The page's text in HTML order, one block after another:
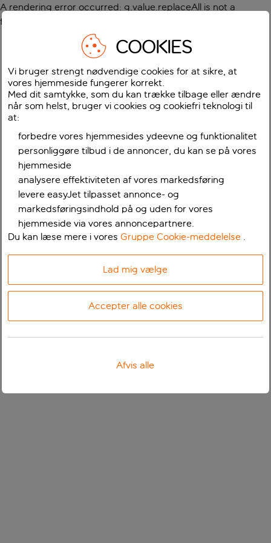
A rendering error occurred: g.value.replaceAll is not a
function
COOKIES
Vi bruger strengt nødvendige cookies for at sikre, at
vores hjemmeside fungerer korrekt.
Med dit samtykke, som du kan trække tilbage eller ændre
når som helst, bruger vi cookies og cookiefri teknologi til
at:
forbedre vores hjemmesides ydeevne og funktionalitet
personliggøre tilbud i de annoncer, du kan se på vores
hjemmeside
analysere effektiviteten af vores markedsføring
levere easyJet tilpasset annonce- og
markedsføringsindhold på og uden for vores
hjemmeside via vores annoncepartnere.
Du kan læse mere i voresGruppe Cookie-meddelelse .
Lad mig vælge
Accepter alle cookies
Afvis alle